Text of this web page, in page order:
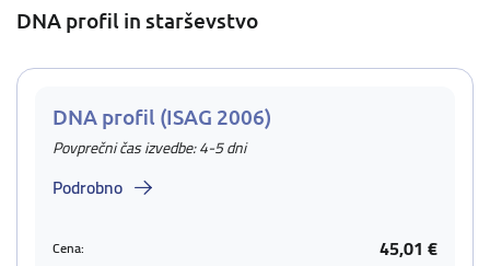
DNA profil in starševstvo
DNA profil (ISAG 2006)
Povprečni čas izvedbe: 4-5 dni
Podrobno
Cena: 45,01 €